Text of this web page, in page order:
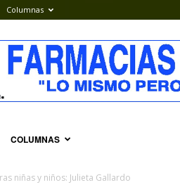
Columnas
COLUMNAS
niñas y niños: Julieta Gallardo